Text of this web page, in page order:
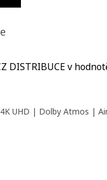
DISTRIBUCEv
UHD | Dolby Atmos |